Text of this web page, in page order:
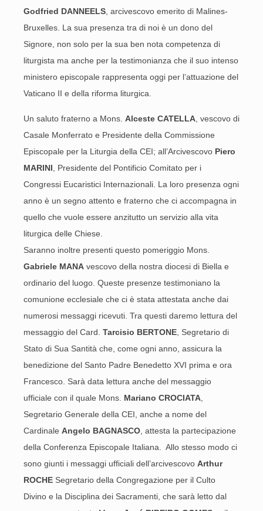
Godfried DANNEELS , arcivescovo emerito di Malines-
Bruxelles. La sua presenza tra di noi è un dono del
Signore, non solo per la sua ben nota competenza di
liturgista ma anche per la testimonianza che il suo intenso
ministero episcopale rappresenta oggi per l’attuazione del
Vaticano II e della riforma liturgica.
Un saluto fraterno a Mons. Alceste CATELLA , vescovo di
Casale Monferrato e Presidente della Commissione
Episcopale per la Liturgia della CEI; all’Arcivescovo Piero
MARINI , Presidente del Pontificio Comitato per i
Congressi Eucaristici Internazionali. La loro presenza ogni
anno è un segno attento e fraterno che ci accompagna in
quello che vuole essere anzitutto un servizio alla vita
liturgica delle Chiese.
Saranno inoltre presenti questo pomeriggio Mons.
Gabriele MANA vescovo della nostra diocesi di Biella e
ordinario del luogo. Queste presenze testimoniano la
comunione ecclesiale che ci è stata attestata anche dai
numerosi messaggi ricevuti. Tra questi daremo lettura del
messaggio del Card. Tarcisio BERTONE , Segretario di
Stato di Sua Santità che, come ogni anno, assicura la
benedizione del Santo Padre Benedetto XVI prima e ora
Francesco. Sarà data lettura anche del messaggio
ufficiale con il quale Mons. Mariano CROCIATA
Segretario Generale della CEI, anche a nome del
Cardinale Angelo BAGNASCO , attesta la partecipazione
della Conferenza Episcopale Italiana. Allo stesso modo ci
sono giunti i messaggi ufficiali dell’arcivescovo Arthur
ROCHE Segretario della Congregazione per il Culto
Divino e la Disciplina dei Sacramenti, che sarà letto dal